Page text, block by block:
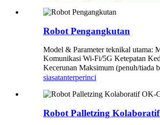
Robot Pengangkutan
Model & Parameter teknikal utama:
Komunikasi Wi-Fi/5G Ketepatan
Kecerunan Maksimum (penuh/tiada
siasatanterperinci
Robot Palletzing